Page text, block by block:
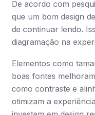
De acordo com
que um bom design
de continuar lendo.
diagramação na
Elementos como
boas fontes
como contraste e
otimizam a